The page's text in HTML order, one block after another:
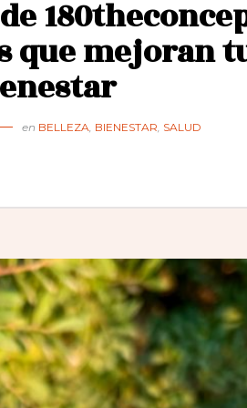
que mejoran
en BELLEZA, BIENESTAR, SALUD